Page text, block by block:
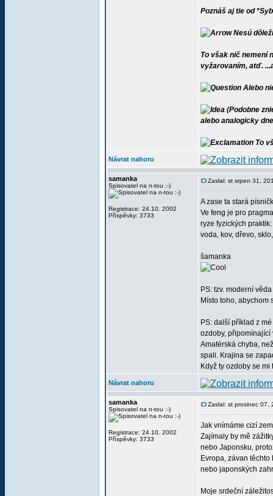
Poznáš aj tie od
Nesú
To však nič nemení
vyžarovaním, atď.
Alebo
(Podobne
alebo analogicky
To
Návrat nahoru
samanka
Spisovatel na n-tou :-)
Registrace: 24.10. 2002
Příspěvky: 3733
Zaslal: st srpen 31,
A zase ta stará
Ve feng je pro
ryze fyzických
voda, kov, dřevo,
šamanka
PS: tzv. moderní
Místo toho, abychom
PS: další příklad z
ozdoby, připomínající
Amatérská chyba,
spali. Krajina se
Když ty ozdoby se
Návrat nahoru
samanka
Spisovatel na n-tou :-)
Registrace: 24.10. 2002
Příspěvky: 3733
Zaslal: st prosinec 07,
Jak vnímáme cizí
Zajímaly by mě
nebo Japonsku,
Evropa, závan
nebo japonských
Moje srdeční